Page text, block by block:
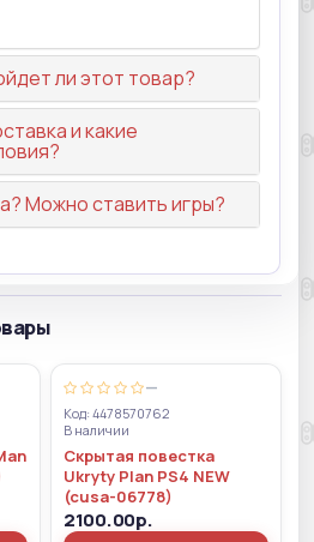
ли этот товар?
и какие
Можно ставить игры?
—
Код: 4478570762
В наличии
Скрытая повестка
Ukryty Plan PS4 NEW
(cusa-06778)
2100.00р.